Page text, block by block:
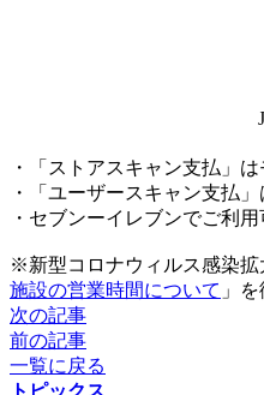
・「ストアスキャン支払」
・「ユーザースキャン支払
・セブンーイレブンでご利
※新型コロナウィルス感染拡
施設の営業時間について 」
次の記事
前の記事
一覧に戻る
トピックス